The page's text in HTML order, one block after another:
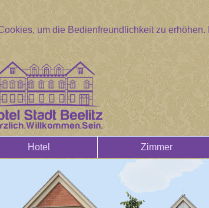
um die Bedienfreundlichkeit zu
Hotel Zimmer